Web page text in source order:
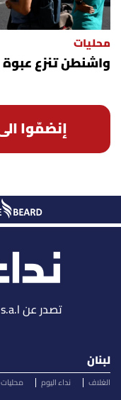
محليات
واشنطن تنزع
إنضمّوا
تصدر عن Lebanese Media Production s.a.l
لبنان
الغلاف نداء اليوم محليات